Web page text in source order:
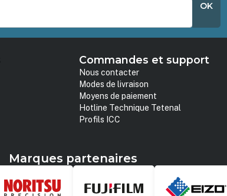
OK
Commandes et support
Nous contacter
Modes de livraison
Moyens de paiement
Hotline Technique Tetenal
Profils ICC
Marques partenaires